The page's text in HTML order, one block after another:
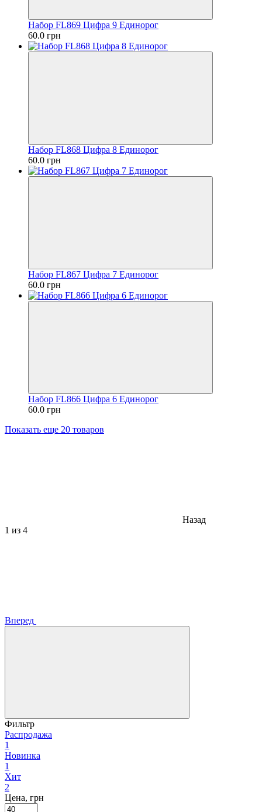
Набор FL869 Цифра 9 Единорог
60.0 грн
Набор FL868 Цифра 8 Единорог
60.0 грн
Набор FL867 Цифра 7 Единорог
60.0 грн
Набор FL866 Цифра 6 Единорог
60.0 грн
Показать еще 20 товаров
Назад
1 из 4
Вперед
Фильтр
Распродажа
1
Новинка
1
Хит
2
Цена, грн